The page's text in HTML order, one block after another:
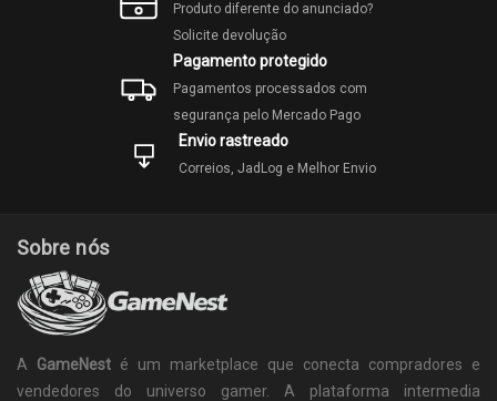
Produto diferente do anunciado?
Solicite devolução
Pagamento protegido
Pagamentos processados com
segurança pelo Mercado Pago
Envio rastreado
Correios, JadLog e Melhor Envio
Sobre nós
A GameNest é um marketplace que conecta compradores e
vendedores do universo gamer. A plataforma intermedia